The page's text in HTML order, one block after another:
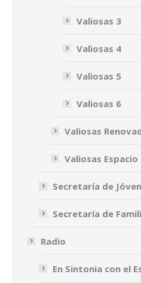
Valiosas 3
Valiosas 4
Valiosas 5
Valiosas 6
Valiosas
Valiosas Espacio
Secretaría de
Secretaría de
Radio
En Sintonia con el